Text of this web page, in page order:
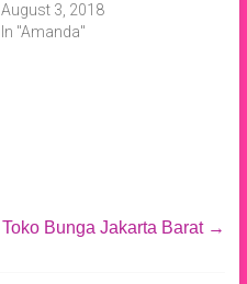
August 3, 2018
In "Amanda"
Toko Bunga Jakarta Barat →